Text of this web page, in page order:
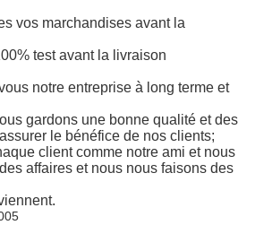
vos marchandises avant la
test avant la livraison
notre entreprise à long terme et
gardons une bonne qualité et des
le bénéfice de nos clients;
client comme notre ami et nous
affaires et nous nous faisons des